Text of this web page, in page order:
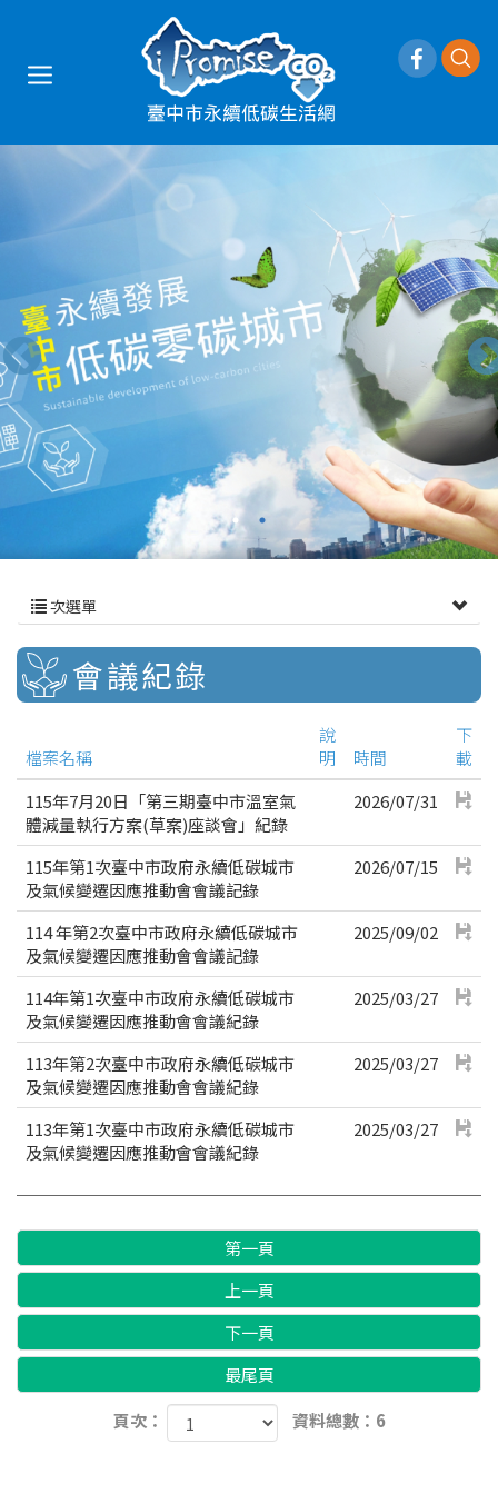
次選單
會議紀錄
檔案名稱
說
明
時間
下
載
115年7月20日「第三期臺中市溫室氣
體減量執行方案(草案)座談會」紀錄
2026/07/31
115年第1次臺中市政府永續低碳城市
及氣候變遷因應推動會會議記錄
2026/07/15
114 年第2次臺中市政府永續低碳城市
及氣候變遷因應推動會會議記錄
2025/09/02
114年第1次臺中市政府永續低碳城市
及氣候變遷因應推動會會議紀錄
2025/03/27
113年第2次臺中市政府永續低碳城市
及氣候變遷因應推動會會議紀錄
2025/03/27
113年第1次臺中市政府永續低碳城市
及氣候變遷因應推動會會議紀錄
2025/03/27
第一頁
上一頁
下一頁
最尾頁
頁次：
資料總數：6